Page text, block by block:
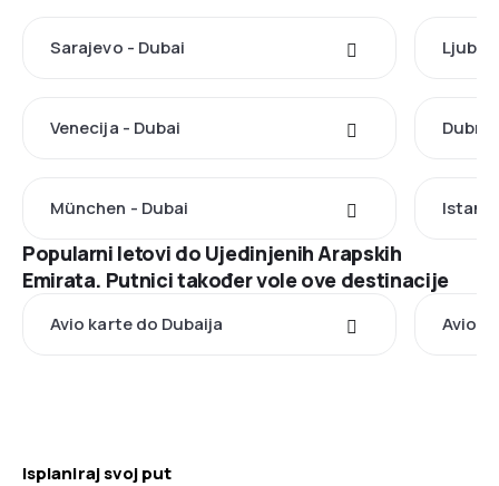
Sarajevo - Dubai
Venecija - Dubai
München - Dubai
Popularni letovi do Ujedinjenih Arapskih
Emirata. Putnici također vole ove destinacije
Avio karte do Dubaija Avio
Isplaniraj svoj put